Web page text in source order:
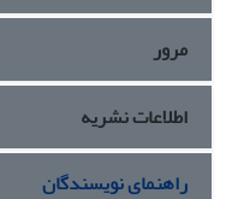
مرور
اطلاعات نشریه
راهنمای نویسندگان